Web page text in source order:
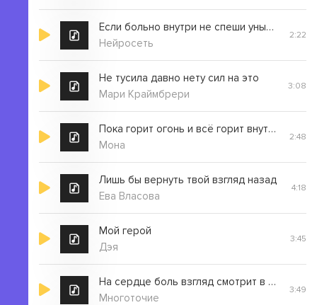
Если больно внутри не спеши унывать
Нейросеть
2:22
Не тусила давно нету сил на это
Мари Краймбрери
3:08
Пока горит огонь и всё горит внутри
Мона
2:48
Лишь бы вернуть твой взгляд назад
Ева Власова
4:18
Мой герой
Дэя
3:45
На сердце боль взгляд смотрит в небо ждёт ответа
Многоточие
3:49